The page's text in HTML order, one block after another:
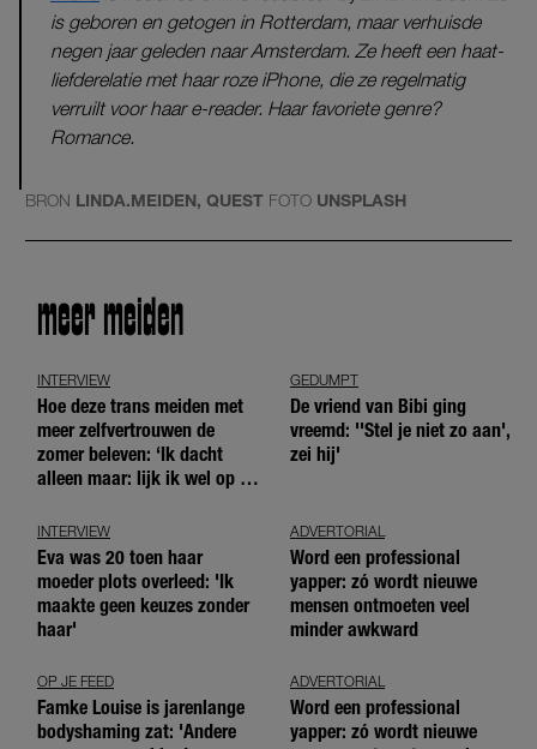
is geboren en getogen in Rotterdam, maar verhuisde
negen jaar geleden naar Amsterdam. Ze heeft een haat-
liefderelatie met haar roze iPhone, die ze regelmatig
verruilt voor haar e-reader. Haar favoriete genre?
Romance.
BRON LINDA.MEIDEN, QUEST FOTO UNSPLASH
meer meiden
INTERVIEW
Hoe deze trans meiden met
meer zelfvertrouwen de
zomer beleven: ‘Ik dacht
alleen maar: lijk ik wel op de
GEDUMPT
De vriend van Bibi ging
vreemd: ''Stel je niet zo aan',
zei hij'
INTERVIEW
Eva was 20 toen haar
moeder plots overleed: 'Ik
maakte geen keuzes zonder
haar'
ADVERTORIAL
Word een professional
yapper: zó wordt nieuwe
mensen ontmoeten veel
minder awkward
OP JE FEED
Famke Louise is jarenlange
bodyshaming zat: 'Andere
ADVERTORIAL
Word een professional
yapper: zó wordt nieuwe